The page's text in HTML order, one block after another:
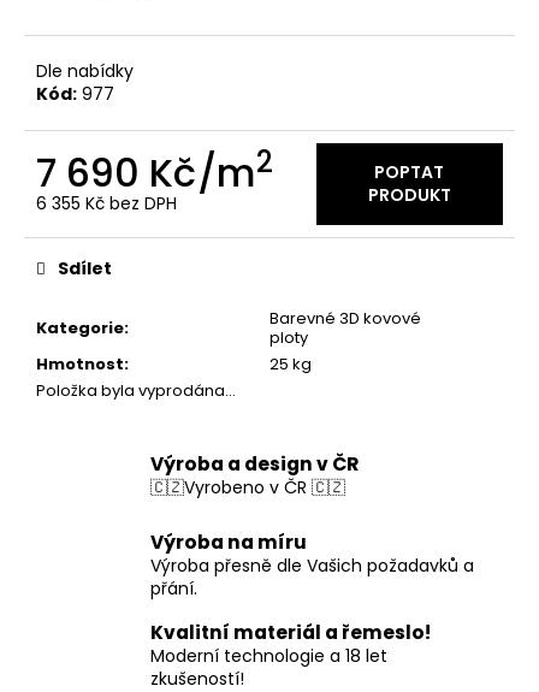
Dle nabídky
Kód: 977
7 690 Kč/m2
6 355 Kč bez DPH
POPTAT
PRODUKT
Kategorie:
Barevné 3D kovové
ploty
Hmotnost:
25 kg
Položka byla vyprodána…
Sdílet
Výroba a design v ČR
🇨🇿Vyrobeno v ČR 🇨🇿
Výroba na míru
Výroba přesně dle Vašich požadavků a
přání.
Kvalitní materiál a řemeslo!
Moderní technologie a 18 let
zkušeností!